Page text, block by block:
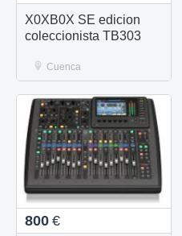
X0XB0X SE edicion
coleccionista TB303
Cuenca
800 €